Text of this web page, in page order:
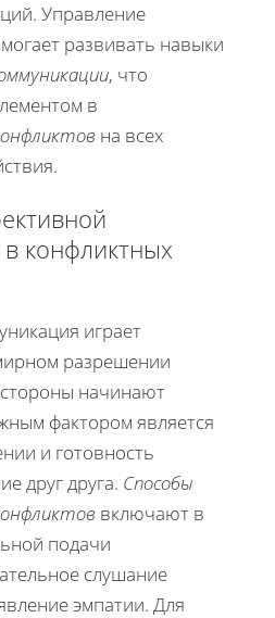
Управление
развивать навыки
, что
в
на всех
конфликтных
играет
разрешении
начинают
фактором является
и готовность
друг друга. Способы
включают в
подачи
слушание
эмпатии. Для